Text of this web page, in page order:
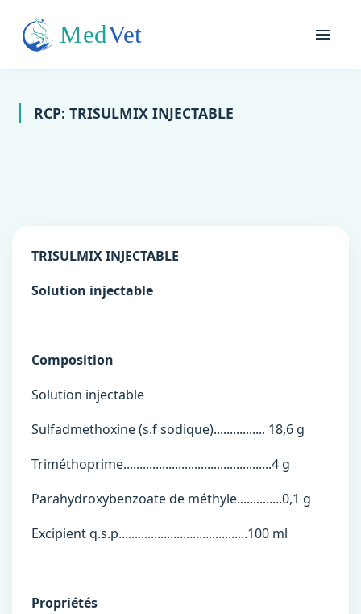
RCP: TRISULMIX INJECTABLE
TRISULMIX INJECTABLE
Solution injectable
Composition
Solution injectable
Sulfadmethoxine (s.f sodique)................ 18,6 g
Triméthoprime..............................................4 g
Parahydroxybenzoate de méthyle..............0,1 g
Excipient q.s.p........................................100 ml
Propriétés